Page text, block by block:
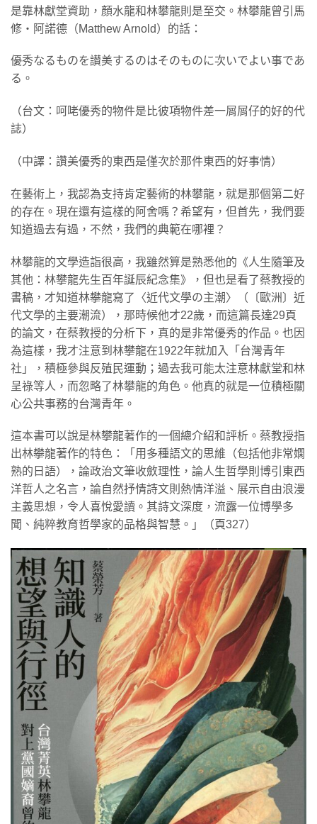
是靠林獻堂資助，顏水龍和林攀龍則是至交。林攀龍曾引馬
修‧阿諾德（Matthew Arnold）的話：
優秀なるものを讃美するのはそのものに次いでよい事であ
る。
（台文：呵咾優秀的物件是比彼項物件差一屑屑仔的好的代
誌）
（中譯：讚美優秀的東西是僅次於那件東西的好事情）
在藝術上，我認為支持肯定藝術的林攀龍，就是那個第二好
的存在。現在還有這樣的阿舍嗎？希望有，但首先，我們要
知道過去有過，不然，我們的典範在哪裡？
​林攀龍的文學造詣很高，我雖然算是熟悉他的《人生隨筆及
其他：林攀龍先生百年誕辰紀念集》，但也是看了蔡教授的
書稿，才知道林攀龍寫了〈近代文學の主潮〉（〔歐洲〕近
代文學的主要潮流），那時候他才22歲，而這篇長達29頁
的論文，在蔡教授的分析下，真的是非常優秀的作品。也因
為這樣，我才注意到林攀龍在1922年就加入「台灣青年
社」，積極參與反殖民運動；過去我可能太注意林獻堂和林
呈祿等人，而忽略了林攀龍的角色。他真的就是一位積極關
心公共事務的台灣青年。
​這本書可以說是林攀龍著作的一個總介紹和評析。蔡教授指
出林攀龍著作的特色：「用多種語文的思維（包括他非常嫻
熟的日語），論政治文筆收斂理性，論人生哲學則博引東西
洋哲人之名言，論自然抒情詩文則熱情洋溢、展示自由浪漫
主義思想，令人喜悅愛讀。其詩文深度，流露一位博學多
聞、純粹教育哲學家的品格與智慧。」（頁327）